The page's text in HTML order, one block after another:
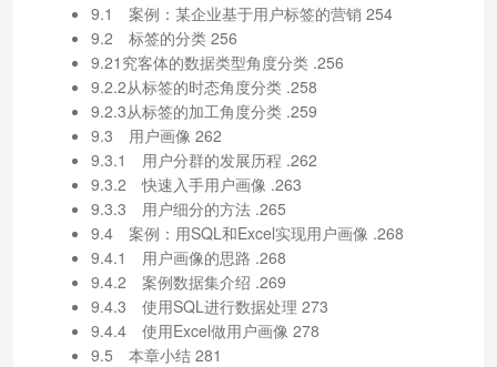
9.1 案例：某企业基于用户标签的营销 254
9.2 标签的分类 256
9.21究客体的数据类型角度分类 .256
9.2.2从标签的时态角度分类 .258
9.2.3从标签的加工角度分类 .259
9.3 用户画像 262
9.3.1 用户分群的发展历程 .262
9.3.2 快速入手用户画像 .263
9.3.3 用户细分的方法 .265
9.4 案例：用SQL和Excel实现用户画像 .268
9.4.1 用户画像的思路 .268
9.4.2 案例数据集介绍 .269
9.4.3 使用SQL进行数据处理 273
9.4.4 使用Excel做用户画像 278
9.5 本章小结 281